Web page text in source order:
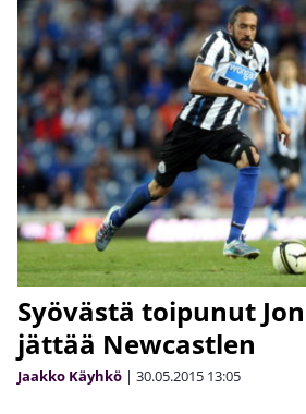
Syövästä toipunut
jättää Newcastlen
Jaakko Käyhkö | 30.05.2015 13:05